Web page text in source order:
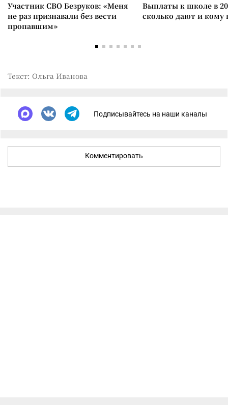
Участник СВО Безруков: «Меня
не раз признавали без вести
пропавшим»
Выплаты к школе в
сколько дают и
Текст: Ольга Иванова
Подписывайтесь на наши каналы
Комментировать